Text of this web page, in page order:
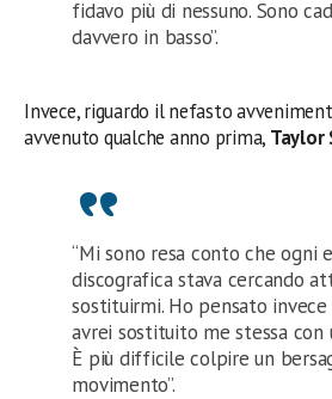
fidavo più di nessuno. Sono
davvero in basso”.
Invece, riguardo il nefasto
avvenuto qualche anno prima, Taylor
“Mi sono resa conto che ogni
discografica stava cercando
sostituirmi. Ho pensato
avrei sostituito me stessa con
È più difficile colpire un
movimento”.